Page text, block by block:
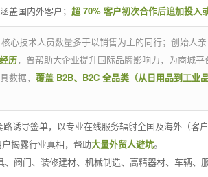
盖国内外客户； 超 70% 客户初次合作后追加投入
心技术人员数量多于以销售为主的同行；创始人
历，曾帮助大企业提升国际品牌影响力，为商城平
数据， 覆盖 B2B、B2C 全品类（从日用品到工业品
诱导签单，以专业在线服务辐射全国及海外（客
揭露行业真相，帮助大量外贸人避坑。
阀门、装修建材、机械制造、高精器材、车辆、